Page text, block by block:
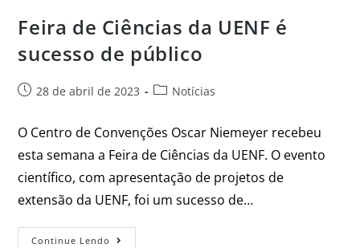
Feira de Ciências da UENF é
sucesso de público
28 de abril de 2023 Notícias
O Centro de Convenções Oscar Niemeyer recebeu
esta semana a Feira de Ciências da UENF. O evento
científico, com apresentação de projetos de
extensão da UENF, foi um sucesso de…
Continue Lendo